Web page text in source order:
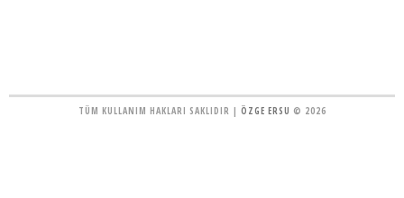
TÜM KULLANIM HAKLARI SAKLIDIR | ÖZGE ERSU © 2026